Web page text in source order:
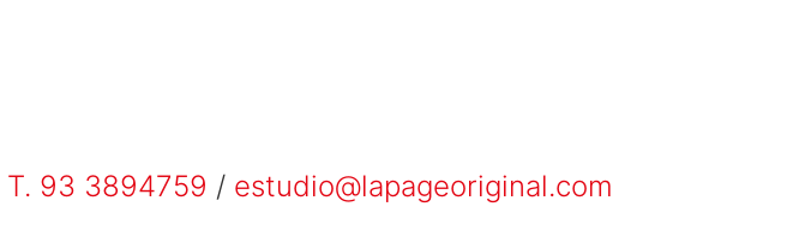
T. 93 3894759 / estudio@lapageoriginal.com